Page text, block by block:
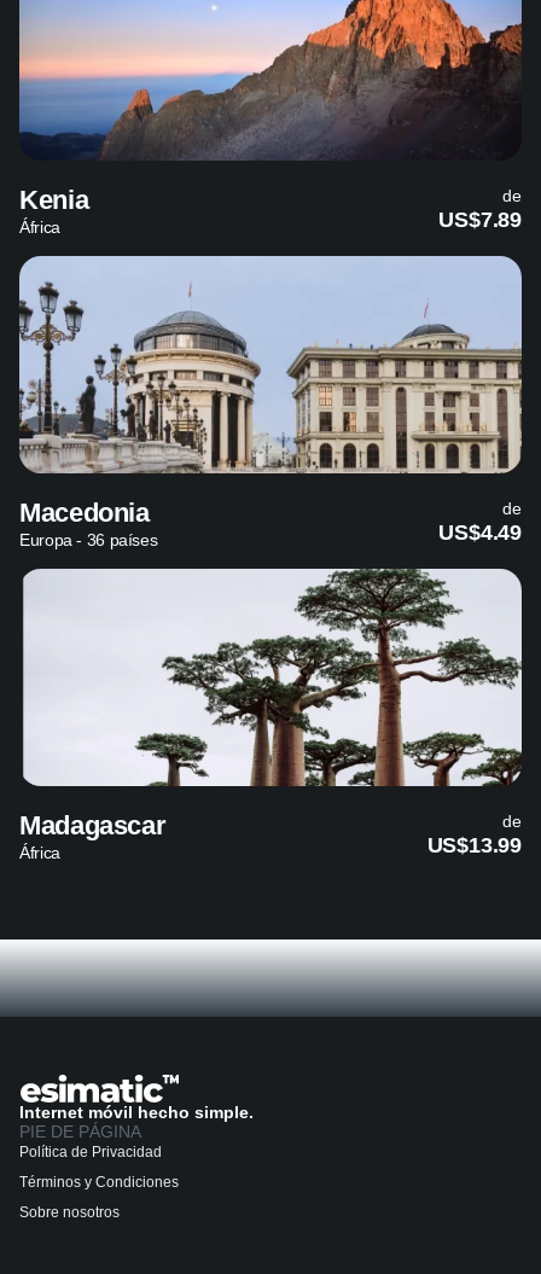
Kenia
África
de
US$7.89
Macedonia
Europa - 36 países
de
US$4.49
Madagascar
África
de
US$13.99
Internet móvil hecho simple.
PIE DE PÁGINA
Política de Privacidad
Términos y Condiciones
Sobre nosotros